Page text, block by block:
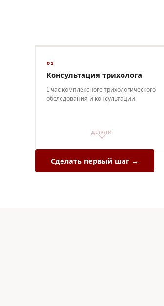
01
Консультация трихолога
1 час комплексного трихологического
обследования и консультации.
ДЕТАЛИ
Сделать первый шаг →